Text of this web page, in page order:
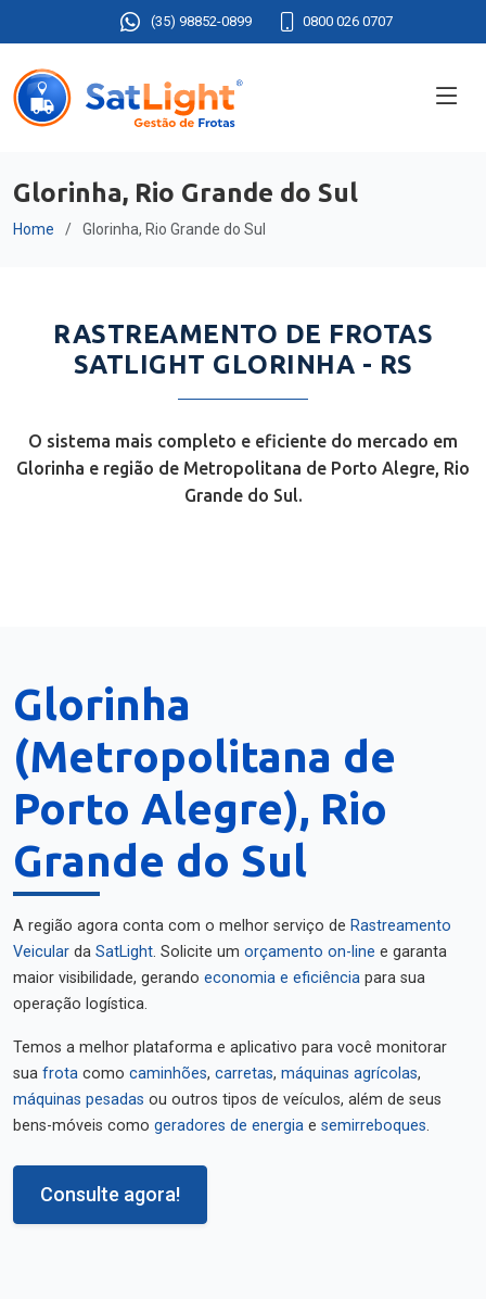
(35) 98852-0899 0800 026 0707
Glorinha, Rio Grande do Sul
Home Glorinha, Rio Grande do Sul
RASTREAMENTO DE FROTAS
SATLIGHT GLORINHA - RS
O sistema mais completo e eficiente do mercado em
Glorinha e região de Metropolitana de Porto Alegre, Rio
Grande do Sul.
Glorinha
(Metropolitana de
Porto Alegre), Rio
Grande do Sul
A região agora conta com o melhor serviço de Rastreamento
Veicular da SatLight. Solicite um orçamento on-line e garanta
maior visibilidade, gerando economia e eficiência para sua
operação logística.
Temos a melhor plataforma e aplicativo para você monitorar
sua frota como caminhões, carretas, máquinas agrícolas,
máquinas pesadas ou outros tipos de veículos, além de seus
bens-móveis como geradores de energia e semirreboques.
Consulte agora!